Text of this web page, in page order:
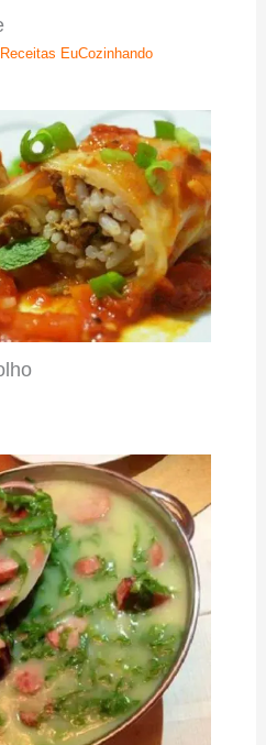
Receitas EuCozinhando